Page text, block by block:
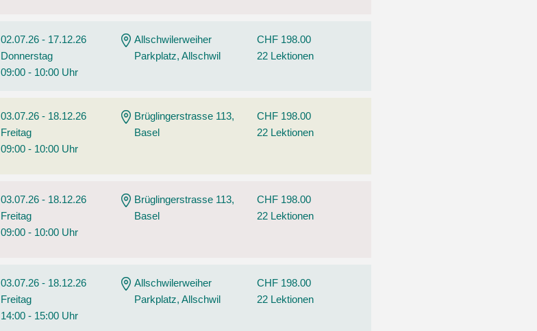
02.07.26 - 17.12.26
Donnerstag
09:00 - 10:00 Uhr
Allschwilerweiher
Parkplatz, Allschwil
CHF 198.00
22 Lektionen
03.07.26 - 18.12.26
Freitag
09:00 - 10:00 Uhr
Brüglingerstrasse 113,
Basel
CHF 198.00
22 Lektionen
03.07.26 - 18.12.26
Freitag
09:00 - 10:00 Uhr
Brüglingerstrasse 113,
Basel
CHF 198.00
22 Lektionen
03.07.26 - 18.12.26
Freitag
14:00 - 15:00 Uhr
Allschwilerweiher
Parkplatz, Allschwil
CHF 198.00
22 Lektionen